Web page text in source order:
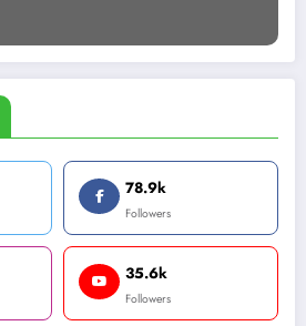
78.9k
Followers
35.6k
Followers